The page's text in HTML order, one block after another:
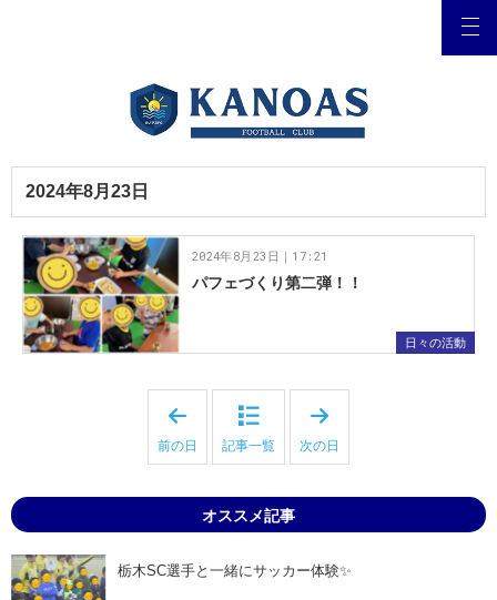
2024年8月23日
日々の活動
パフェづくり第二弾！！
2024年8月23日｜17:21
4
8
月
2
前の日 記事一覧
4
8
2
次の日
オススメ記事
栃木SC選手と一緒にサッカー体験✨